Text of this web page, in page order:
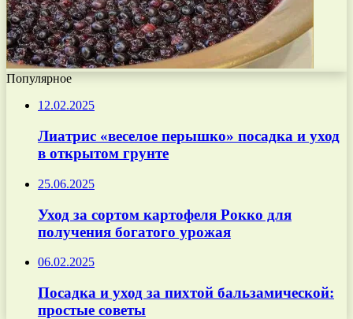
Популярное
12.02.2025
Лиатрис «веселое перышко» посадка и уход
в открытом грунте
25.06.2025
Уход за сортом картофеля Рокко для
получения богатого урожая
06.02.2025
Посадка и уход за пихтой бальзамической:
простые советы